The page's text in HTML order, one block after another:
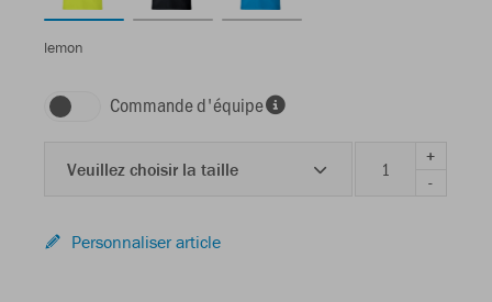
lemon
Commande d'équipe
Veuillez choisir la taille
+
-
Personnaliser article